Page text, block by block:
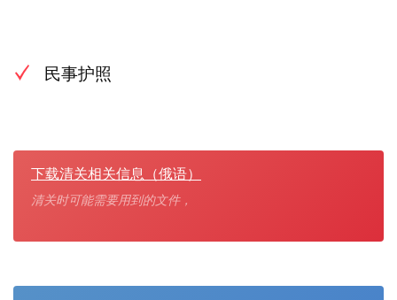
民事护照
下载清关相关信息（俄语）
清关时可能需要用到的文件，